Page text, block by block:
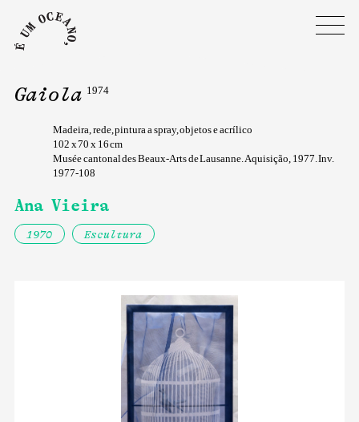
Gaiola 1974
Madeira, rede, pintura a spray, objetos e acrílico
102 x 70 x 16 cm
Musée cantonal des Beaux-Arts de Lausanne. Aquisição, 1977. Inv.
1977-108
Ana Vieira
1970 Escultura